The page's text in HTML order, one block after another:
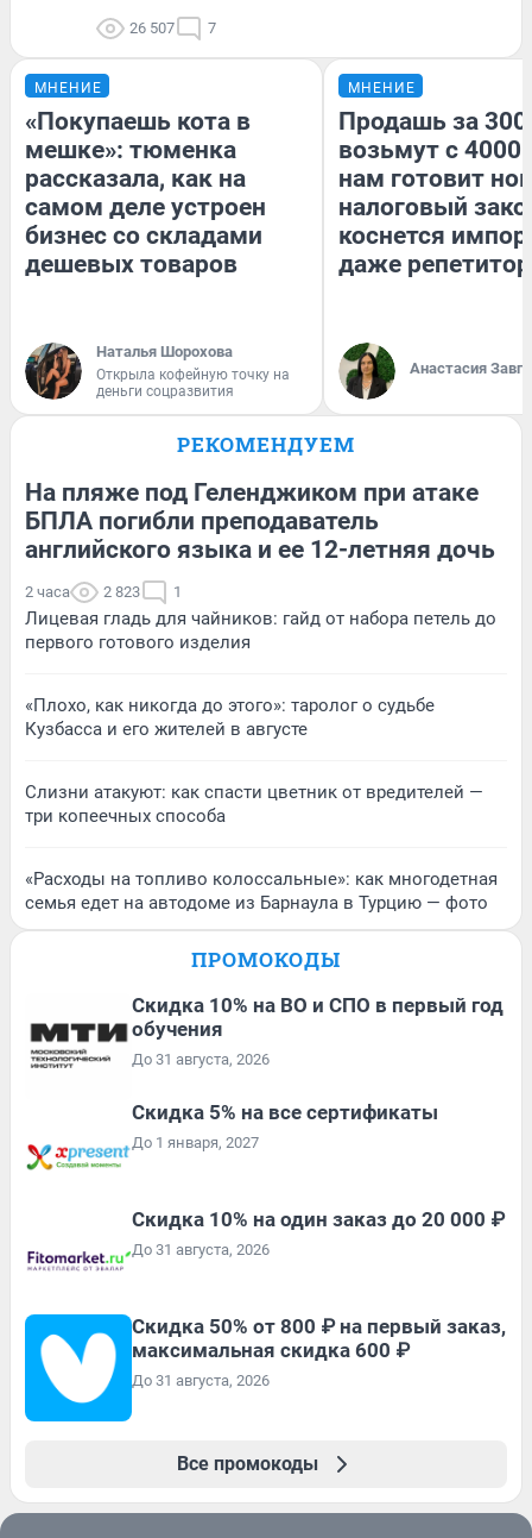
26 507 7
МНЕНИЕ
«Покупаешь кота в
мешке»: тюменка
рассказала, как на
самом деле устроен
бизнес со складами
дешевых товаров
Наталья Шорохова
Открыла кофейную точку на
деньги соцразвития
МНЕНИЕ
Продашь за
возьмут с
нам готовит
налоговый
коснется
даже
Анастасия
РЕКОМЕНДУЕМ
На пляже под Геленджиком при атаке
БПЛА погибли преподаватель
английского языка и ее 12-летняя дочь
2 часа 2 823 1
Лицевая гладь для чайников: гайд от набора петель до
первого готового изделия
«Плохо, как никогда до этого»: таролог о судьбе
Кузбасса и его жителей в августе
Слизни атакуют: как спасти цветник от вредителей —
три копеечных способа
«Расходы на топливо колоссальные»: как многодетная
семья едет на автодоме из Барнаула в Турцию — фото
ПРОМОКОДЫ
Скидка 10% на ВО и СПО в первый год
обучения
До 31 августа, 2026
Скидка 5% на все сертификаты
До 1 января, 2027
Скидка 10% на один заказ до 20 000 ₽
До 31 августа, 2026
Скидка 50% от 800 ₽ на первый заказ,
максимальная скидка 600 ₽
До 31 августа, 2026
Все промокоды